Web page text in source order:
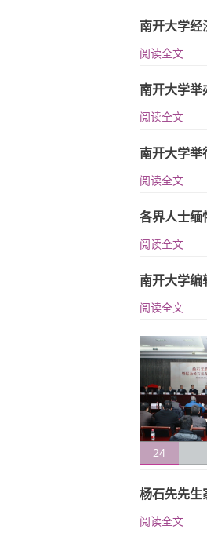
南开大学
阅读全文
南开大学
阅读全文
南开大学举
阅读全文
各界人士缅
阅读全文
南开大学编
阅读全文
24
杨石先先生
阅读全文